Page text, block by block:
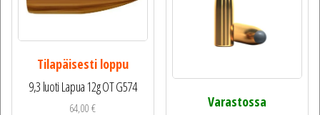
Tilapäisesti loppu
9,3 luoti Lapua 12g OT G574
64,00€ Varastossa